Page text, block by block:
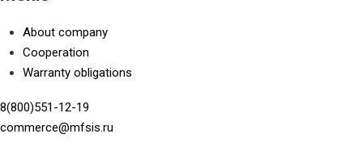
About company
Cooperation
Warranty obligations
8(800)551-12-19
commerce@mfsis.ru